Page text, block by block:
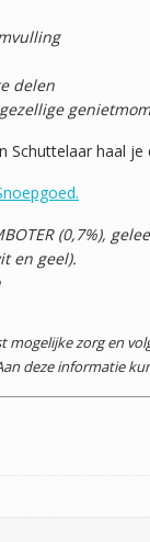
delen
Schuttelaar haal
(0,7%),
en geel).
zorg en
deze informatie